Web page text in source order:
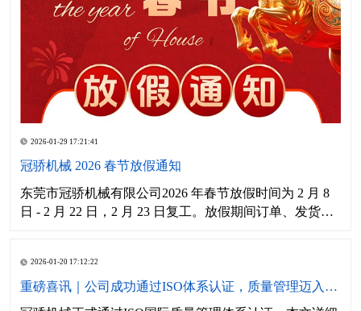
2026-01-29 17:21:41
冠骄机械 2026 春节放假通知
东莞市冠骄机械有限公司2026 年春节放假时间为 2 月 8
日 - 2 月 22 日，2 月 23 日复工。放假期间订单、发货、
2026-01-20 17:12:22
重磅喜讯｜公司成功通过ISO体系认证，质量管理迈入新阶段